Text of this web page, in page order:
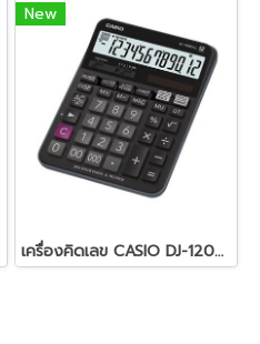
New
เครื่องคิดเลข CASIO DJ-120D PLUS